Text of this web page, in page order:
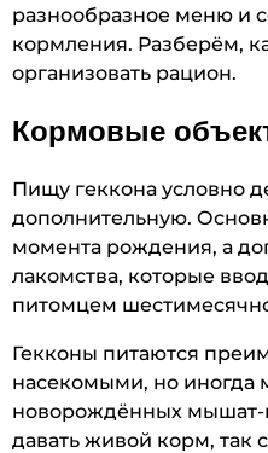
разнообразное меню и
кормления. Разберём,
организовать рацион.
Кормовые
Пищу геккона условно
дополнительную.
момента рождения, а
лакомства, которые
питомцем
Гекконы питаются
насекомыми, но иногда
новорождённых
давать живой корм, так